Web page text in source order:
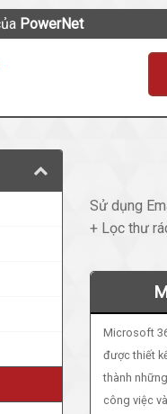
PowerNet
Sử dụng
+ Lọc thư
Microsoft
được thiết
thành
công việc